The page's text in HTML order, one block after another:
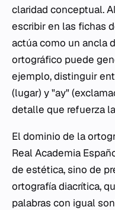
claridad conceptual.
escribir en las fichas
actúa como un ancla
ortográfico puede
ejemplo, distinguir
(lugar) y "ay"
detalle que refuerza
El dominio de la
Real Academia
de estética, sino de
ortografía diacrítica,
palabras con igual